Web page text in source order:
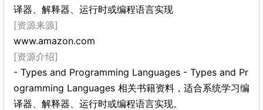
译器、解释器、运行时或编程语言实现
[资源来源]
www.amazon.com
[资源介绍]
- Types and Programming Languages - Types and Pr
ogramming Languages 相关书籍资料，适合系统学习编
译器、解释器、运行时或编程语言实现。